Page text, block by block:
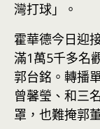
灣打球」。
霍華德今日迎
滿1萬5千多名
郭台銘。轉播
曾馨瑩、和三
罩，也難掩郭